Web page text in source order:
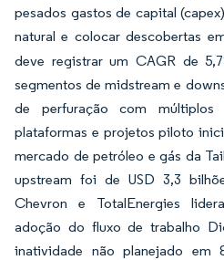
pesados gastos de capital
natural e colocar descobertas
deve registrar um CAGR de
segmentos de midstream e
de perfuração com múltiplos
plataformas e projetos piloto
mercado de petróleo e gás da
upstream foi de USD 3,3
Chevron e TotalEnergies
adoção do fluxo de trabalho
inatividade não planejado em